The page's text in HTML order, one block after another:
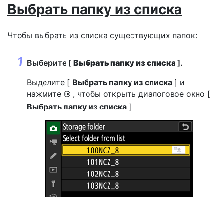
Выбрать папку из списка
Чтобы выбрать из списка существующих папок:
Выберите [ Выбрать папку из списка ].
Выделите [ Выбрать папку из списка ] и
нажмите 2 , чтобы открыть диалоговое окно [
Выбрать папку из списка ].